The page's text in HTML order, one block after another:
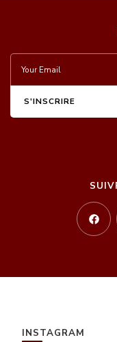
INSTAGRAM